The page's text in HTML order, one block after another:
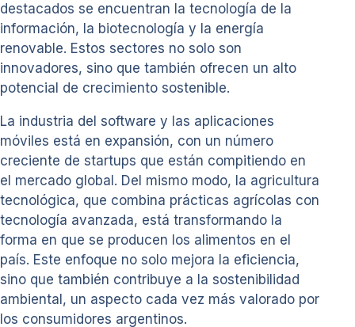
destacados se encuentran la tecnología de la
información, la biotecnología y la energía
renovable. Estos sectores no solo son
innovadores, sino que también ofrecen un alto
potencial de crecimiento sostenible.
La industria del software y las aplicaciones
móviles está en expansión, con un número
creciente de startups que están compitiendo en
el mercado global. Del mismo modo, la agricultura
tecnológica, que combina prácticas agrícolas con
tecnología avanzada, está transformando la
forma en que se producen los alimentos en el
país. Este enfoque no solo mejora la eficiencia,
sino que también contribuye a la sostenibilidad
ambiental, un aspecto cada vez más valorado por
los consumidores argentinos.